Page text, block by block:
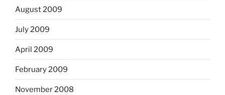
August 2009
July 2009
April 2009
February 2009
November 2008